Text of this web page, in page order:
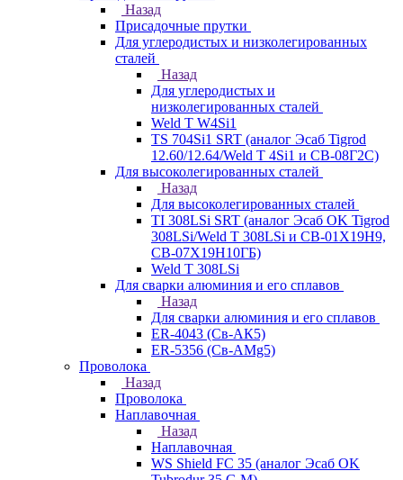
Назад
Присадочные прутки
Для углеродистых и низколегированных
сталей
Назад
Для углеродистых и
низколегированных сталей
Weld T W4Si1
TS 704Si1 SRT (аналог Эсаб Tigrod
12.60/12.64/Weld T 4Si1 и СВ-08Г2С)
Для высоколегированных сталей
Назад
Для высоколегированных сталей
TI 308LSi SRT (аналог Эсаб OK Tigrod
308LSi/Weld T 308LSi и СВ-01Х19Н9,
СВ-07Х19Н10ГБ)
Weld T 308LSi
Для сварки алюминия и его сплавов
Назад
Для сварки алюминия и его сплавов
ER-4043 (Св-АК5)
ER-5356 (Св-АМg5)
Проволока
Назад
Проволока
Наплавочная
Назад
Наплавочная
WS Shield FC 35 (аналог Эсаб OK